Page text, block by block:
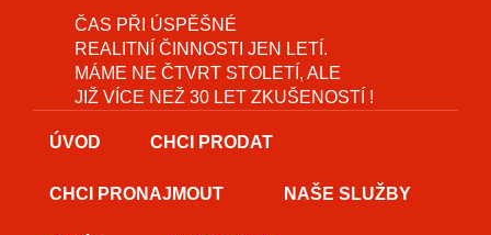
ČAS PŘI ÚSPĚŠNÉ
REALITNÍ ČINNOSTI JEN LETÍ.
MÁME NE ČTVRT STOLETÍ, ALE
JIŽ VÍCE NEŽ 30 LET ZKUŠENOSTÍ !
ÚVOD CHCI PRODAT
CHCI PRONAJMOUT NAŠE SLUŽBY